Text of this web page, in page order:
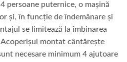
persoane puternice, o mașină
și, în funcție de îndemânare și
se limitează la îmbinarea
montat cântărește
necesare minimum 4 ajutoare